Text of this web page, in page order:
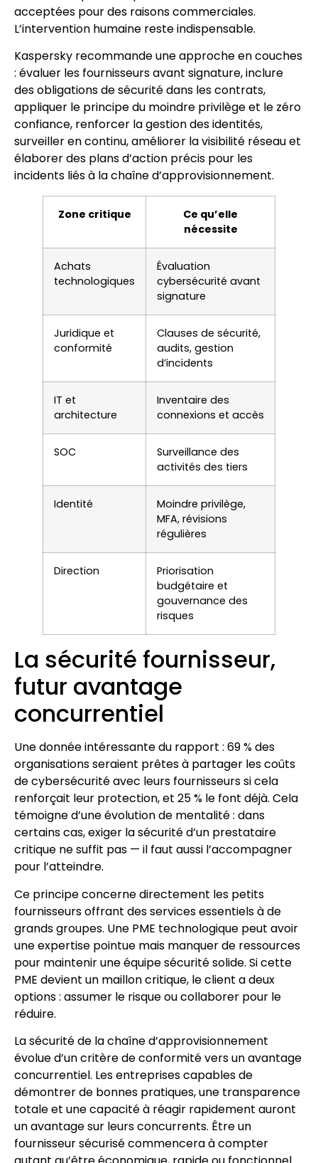
acceptées pour des raisons commerciales.
L’intervention humaine reste indispensable.
Kaspersky recommande une approche en couches
: évaluer les fournisseurs avant signature, inclure
des obligations de sécurité dans les contrats,
appliquer le principe du moindre privilège et le zéro
confiance, renforcer la gestion des identités,
surveiller en continu, améliorer la visibilité réseau et
élaborer des plans d’action précis pour les
incidents liés à la chaîne d’approvisionnement.
Zone critique
Ce qu’elle
nécessite
Achats
technologiques
Évaluation
cybersécurité avant
signature
Juridique et
conformité
Clauses de sécurité,
audits, gestion
d’incidents
IT et
architecture
Inventaire des
connexions et accès
SOC
Surveillance des
activités des tiers
Identité
Moindre privilège,
MFA, révisions
régulières
Direction
Priorisation
budgétaire et
gouvernance des
risques
La sécurité fournisseur,
futur avantage
concurrentiel
Une donnée intéressante du rapport : 69 % des
organisations seraient prêtes à partager les coûts
de cybersécurité avec leurs fournisseurs si cela
renforçait leur protection, et 25 % le font déjà. Cela
témoigne d’une évolution de mentalité : dans
certains cas, exiger la sécurité d’un prestataire
critique ne suffit pas — il faut aussi l’accompagner
pour l’atteindre.
Ce principe concerne directement les petits
fournisseurs offrant des services essentiels à de
grands groupes. Une PME technologique peut avoir
une expertise pointue mais manquer de ressources
pour maintenir une équipe sécurité solide. Si cette
PME devient un maillon critique, le client a deux
options : assumer le risque ou collaborer pour le
réduire.
La sécurité de la chaîne d’approvisionnement
évolue d’un critère de conformité vers un avantage
concurrentiel. Les entreprises capables de
démontrer de bonnes pratiques, une transparence
totale et une capacité à réagir rapidement auront
un avantage sur leurs concurrents. Être un
fournisseur sécurisé commencera à compter